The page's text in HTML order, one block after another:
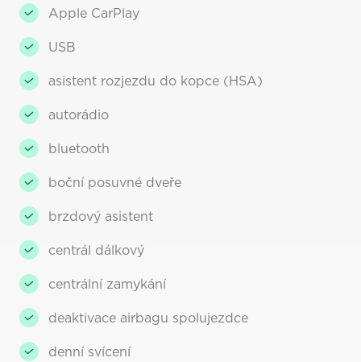
Apple CarPlay
USB
asistent rozjezdu do kopce (HSA)
autorádio
bluetooth
boční posuvné dveře
brzdový asistent
centrál dálkový
centrální zamykání
deaktivace airbagu spolujezdce
denní svícení